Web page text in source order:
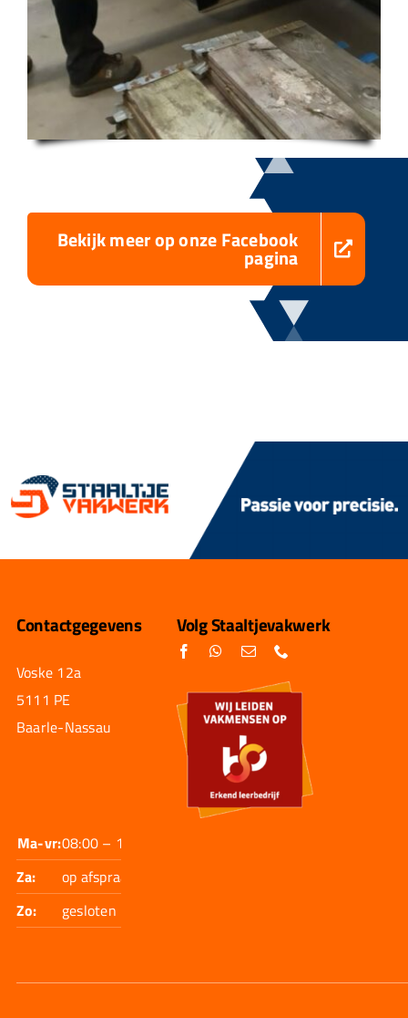
Bekijk meer op onze Facebook
pagina
Contactgegevens
Voske 12a
5111 PE
Baarle-Nassau
Ma-vr:08:00 – 17:30
Za:
op afspraak
Zo:
gesloten
Volg Staaltjevakwerk